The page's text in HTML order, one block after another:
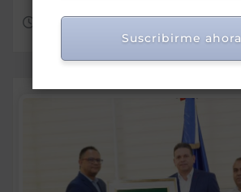
Ago 7, 2026
Suscribirme ahora